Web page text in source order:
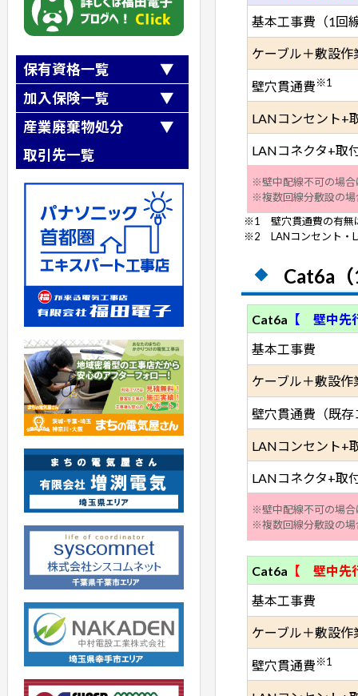
保有資格一覧
第一種電気工事士
第二種電気工事士
職長・安全衛生責任者
高所作業車運転技能講習
アーク溶接
小型移動式クレーン運転技能
玉掛け技能講習
自由研削といし
石綿（アスベスト）作業主任者
建築物石綿含有建材調査者
加入保険一覧
全日本電気工事業工業組合連合会
全日本電気工事業工業組合連合会
『業務災害補償制度』
SR茨城県労働保険事務組合加入
建設業退職金共済事業加入
産業廃棄物処分
取引先一覧
クリーンテックシオガイ（株）
株式会社リフレックス
株式会社ニシノ産業
株式会社NIPPO
株式会社フルヤ建商
基本工事費（1回
ケーブル＋敷設
壁穴貫通費※1
LANコンセント+
LANコネクタ+取
※壁中配線不可の場合
※複数回線分敷設の場
※1 壁穴貫通費の有無は
※2 LANコンセント・
Cat6a
Cat6a 【 壁中先
基本工事費
ケーブル＋敷設作
壁穴貫通費（既
LANコンセント+
LANコネクタ+取
※壁中配線不可の場合
※複数回線分敷設の場
Cat6a 【 壁中先
基本工事費
ケーブル＋敷設作
壁穴貫通費※1